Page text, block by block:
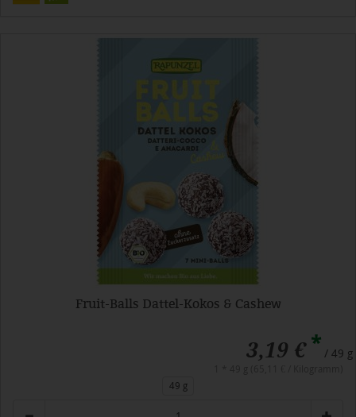
Fruit-Balls Dattel-Kokos & Cashew
3,19 €* / 49 g
49 g